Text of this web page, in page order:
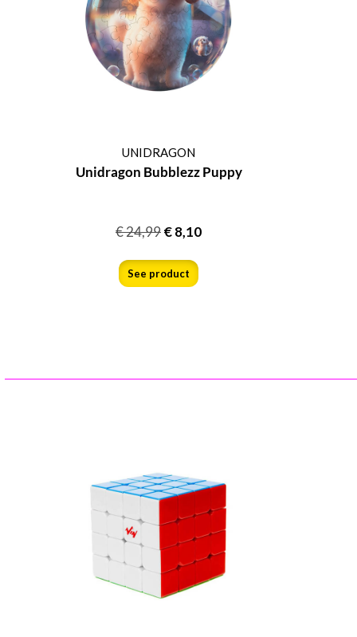
UNIDRAGON
Unidragon Bubblezz Puppy
€24,99€8,10
See product